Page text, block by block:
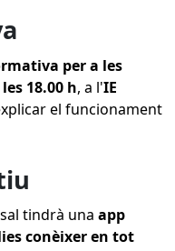
per a les
18.00 h, a l'IE
el funcionament
tindrà una app
conèixer en tot